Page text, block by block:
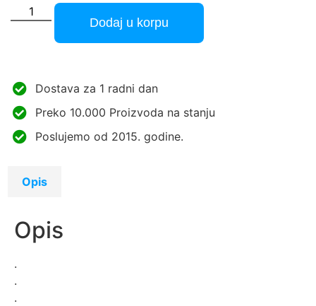
Dodaj u korpu
Dostava za 1 radni dan
Preko 10.000 Proizvoda na stanju
Poslujemo od 2015. godine.
Opis
Opis
.
.
.